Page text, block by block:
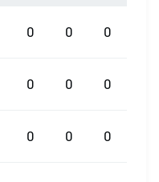
0 0 0
0 0 0
0 0 0